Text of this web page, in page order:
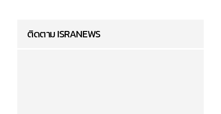
ติดตาม ISRANEWS